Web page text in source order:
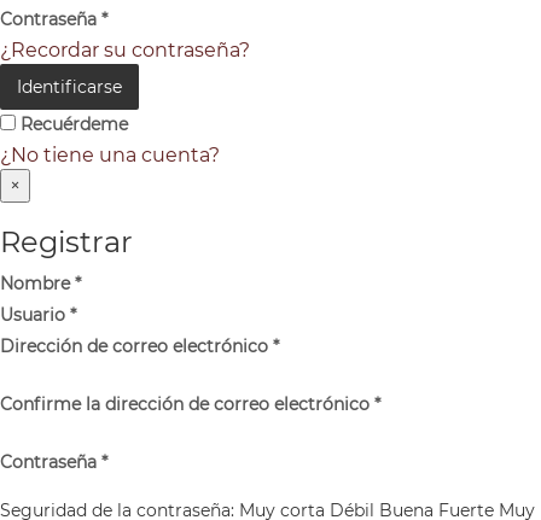
Contraseña *
¿Recordar su contraseña?
Identificarse
Recuérdeme
¿No tiene una cuenta?
×
Registrar
Nombre*
Usuario *
Dirección de correo electrónico *
Confirme la dirección de correo electrónico *
Contraseña *
Seguridad de la contraseña: Muy corta Débil Buena Fuerte Muy